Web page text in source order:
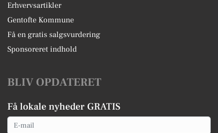
Erhvervsartikler
Gentofte Kommune
Få en gratis salgsvurdering
Sponsoreret indhold
BLIV OPDATERET
Få lokale nyheder GRATIS
Email